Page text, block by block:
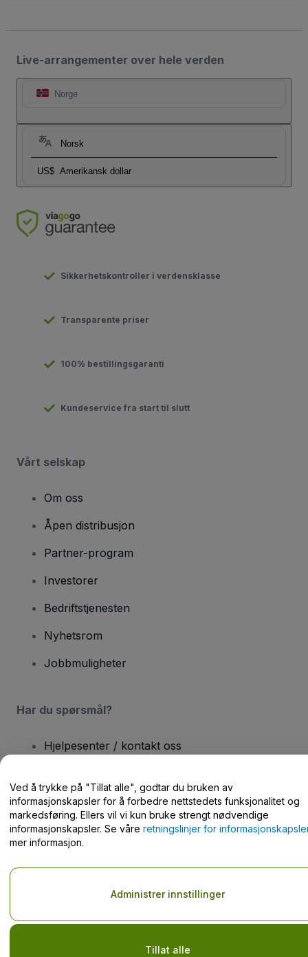
Live-arrangementer over hele verden
Norge
Norsk
US$ Amerikansk dollar
Sikkerhetskontroller i verdensklasse
Transparente priser
100% bestillingsgaranti
Kundeservice fra start til slutt
Vårt selskap
Om oss
Åpen distribusjon
Partner-program
Investorer
Bedriftstjenesten
Nyhetsrom
Jobbmuligheter
Har du spørsmål?
Hjelpesenter / kontakt oss
Opphavsrett © viagogo GmbH 2026 Selskapsopplysninger
Bruk av denne nettsiden innebærer aksept av Vilkår og betingelser
og Retningslinjer for personvern
Ikke del mine personopplysninger / dine personvernvalg.
Ved å trykke på "Tillat alle", godtar du bruken av
informasjonskapsler for å forbedre nettstedets funksjonalitet og
markedsføring. Ellers vil vi kun bruke strengt nødvendige
informasjonskapsler. Se våre retningslinjer for
mer informasjon.
Tillat alle
Administrer innstillinger